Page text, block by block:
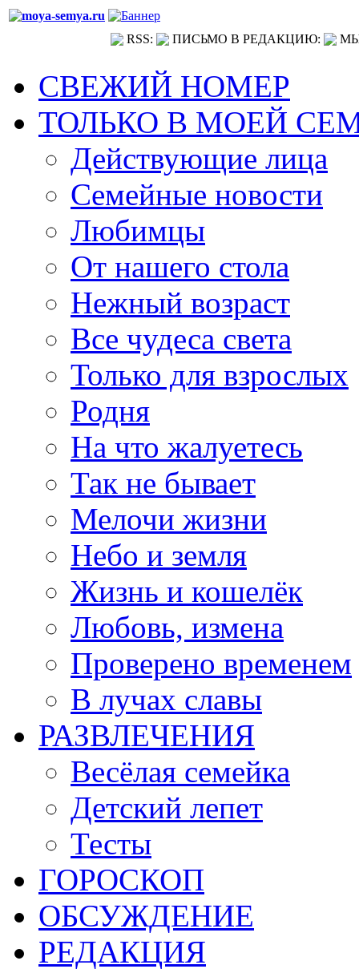
RSS: ПИСЬМО В РЕДАКЦИЮ:
СВЕЖИЙ НОМЕР
ТОЛЬКО В МОЕЙ
Действующие лица
Семейные новости
Любимцы
От нашего стола
Нежный возраст
Все чудеса света
Только для взрослых
Родня
На что жалуетесь
Так не бывает
Мелочи жизни
Небо и земля
Жизнь и кошелёк
Любовь, измена
Проверено временем
В лучах славы
РАЗВЛЕЧЕНИЯ
Весёлая семейка
Детский лепет
Тесты
ГОРОСКОП
ОБСУЖДЕНИЕ
РЕДАКЦИЯ